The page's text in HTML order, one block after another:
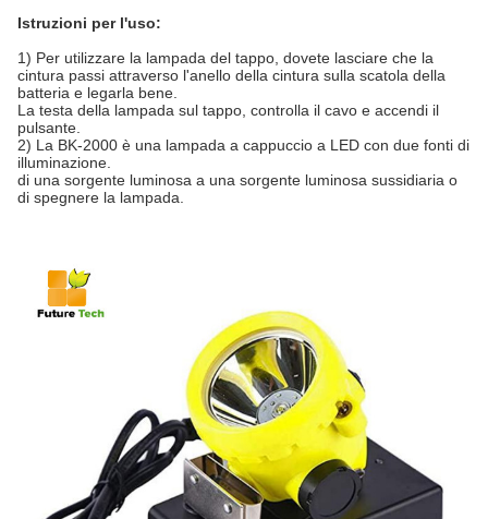
Istruzioni per l'uso:
1) Per utilizzare la lampada del tappo, dovete lasciare che la
cintura passi attraverso l'anello della cintura sulla scatola della
batteria e legarla bene.
La testa della lampada sul tappo, controlla il cavo e accendi il
pulsante.
2) La BK-2000 è una lampada a cappuccio a LED con due fonti di
illuminazione.
di una sorgente luminosa a una sorgente luminosa sussidiaria o
di spegnere la lampada.